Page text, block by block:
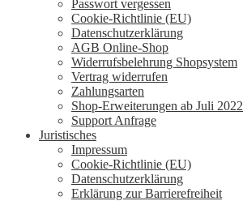
Passwort vergessen
Cookie-Richtlinie (EU)
Datenschutzerklärung
AGB Online-Shop
Widerrufsbelehrung Shopsystem
Vertrag widerrufen
Zahlungsarten
Shop-Erweiterungen ab Juli 2022
Support Anfrage
Juristisches
Impressum
Cookie-Richtlinie (EU)
Datenschutzerklärung
Erklärung zur Barrierefreiheit